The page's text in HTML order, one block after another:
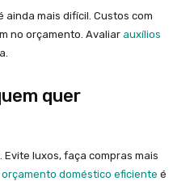
ainda mais difícil. Custos com
no orçamento. Avaliar auxílios
quer
luxos, faça compras mais
orçamento doméstico eficiente é